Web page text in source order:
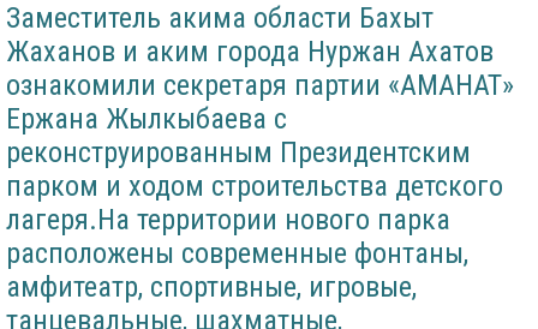
Заместитель акима области Бахыт
Жаханов и аким города Нуржан Ахатов
ознакомили секретаря партии «АМАНАТ»
Ержана Жылкыбаева с
реконструированным Президентским
парком и ходом строительства детского
лагеря.На территории нового парка
расположены современные фонтаны,
амфитеатр, спортивные, игровые,
танцевальные, шахматные,